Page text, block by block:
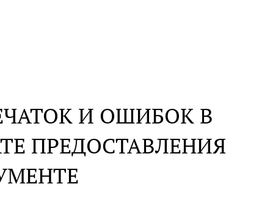
И ОШИБОК В
ПРЕДОСТАВЛЕНИЯ